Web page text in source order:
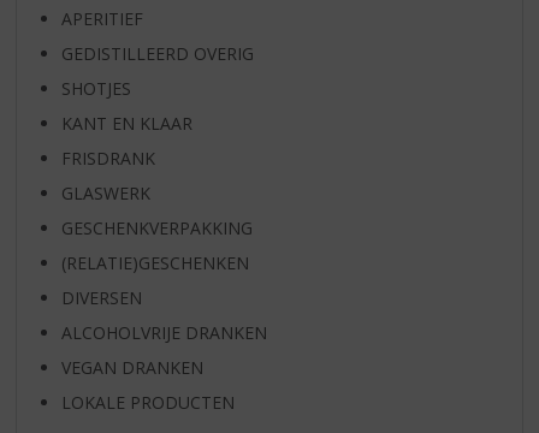
APERITIEF
GEDISTILLEERD OVERIG
SHOTJES
KANT EN KLAAR
FRISDRANK
GLASWERK
GESCHENKVERPAKKING
(RELATIE)GESCHENKEN
DIVERSEN
ALCOHOLVRIJE DRANKEN
VEGAN DRANKEN
LOKALE PRODUCTEN